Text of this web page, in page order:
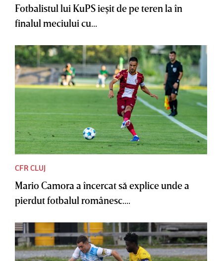
Fotbalistul lui KuPS ieşit de pe teren la în
finalul meciului cu...
CFR CLUJ
Mario Camora a încercat să explice unde a
pierdut fotbalul românesc....